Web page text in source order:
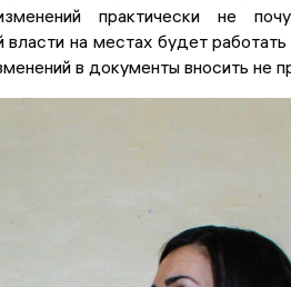
практически не
власти на местах будет
в документы вносить не